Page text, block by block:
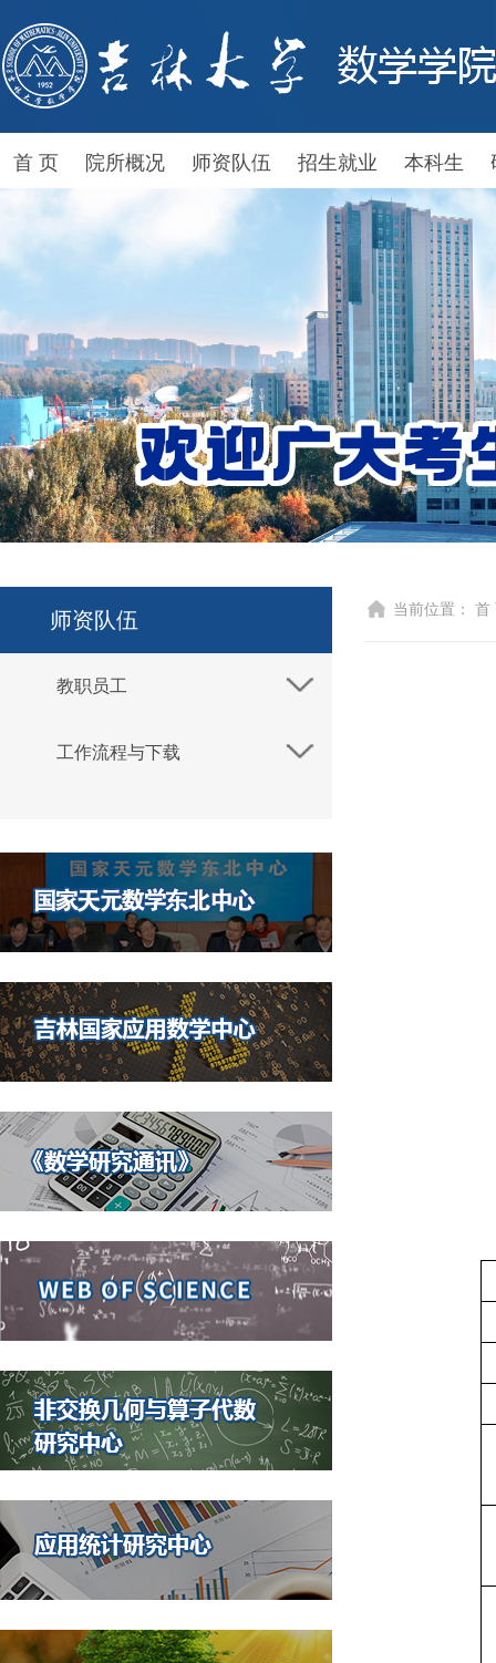
首 页 院所概况 师资队伍 招生就业 本科生
师资队伍
教职员工
工作流程与下载
当前位置： 首